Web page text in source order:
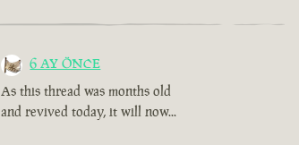
6 AY ÖNCE
As this thread was months old
and revived today, it will now...